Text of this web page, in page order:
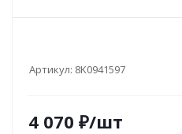
Артикул: 8K0941597
4 070 ₽/шт